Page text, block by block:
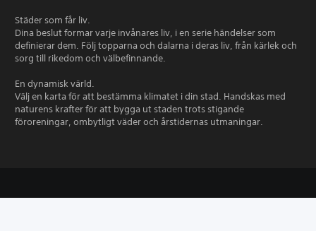
Städer som får liv.
Dina beslut formar varje invånares liv, i en serie händelser som
definierar dem. Följ topparna och dalarna i deras liv, från kärlek och
sorg till rikedom och välbefinnande.
En dynamisk värld.
Välj en karta för att bestämma klimatet i din stad. Handskas med
naturens krafter för att bygga ut staden trots stigande
föroreningar, ombytligt väder och årstidernas utmaningar.